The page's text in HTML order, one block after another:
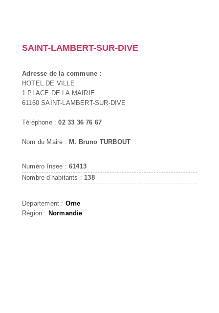
SAINT-LAMBERT-SUR-DIVE
Adresse de la commune :
HOTEL DE VILLE
1 PLACE DE LA MAIRIE
61160 SAINT-LAMBERT-SUR-DIVE
Téléphone :02 33 36 76 67
Nom du Maire : M. Bruno TURBOUT
Numéro Insee : 61413
Nombre d'habitants : 138
Département : Orne
Région : Normandie